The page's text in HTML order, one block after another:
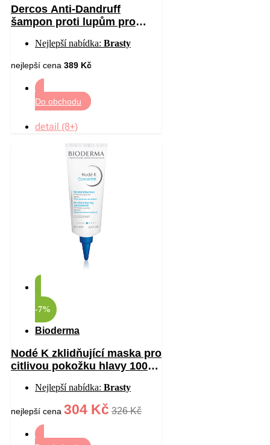
Dercos Anti-Dandruff
šampon proti lupům pro
Nejlepší nabídka: Brasty
nejlepší cena 389 Kč
Do obchodu
detail (8+)
-7%
Bioderma
Nodé K zklidňující maska pro
citlivou pokožku hlavy 100
Nejlepší nabídka: Brasty
nejlepší cena 304 Kč 326 Kč